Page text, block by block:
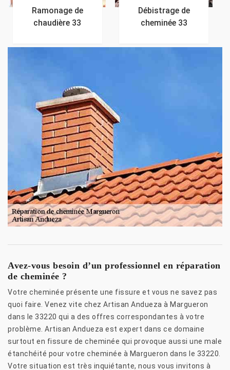
Ramonage de
chaudière 33
Débistrage de
cheminée 33
Avez-vous besoin d’un professionnel en réparation
de cheminée ?
Votre cheminée présente une fissure et vous ne savez pas
quoi faire. Venez vite chez Artisan Andueza à Margueron
dans le 33220 qui a des offres correspondantes à votre
problème. Artisan Andueza est expert dans ce domaine
surtout en fissure de cheminée qui provoque aussi une male
étanchéité pour votre cheminée à Margueron dans le 33220.
Votre situation est très inquiétante, nous vous invitons à